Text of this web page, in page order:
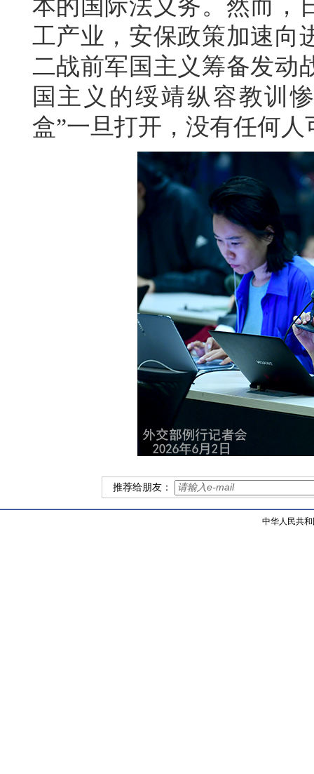
本的国际法义务。然而，
工产业，安保政策加速向
二战前军国主义筹备发动
国主义的绥靖纵容教训
盒”一旦打开，没有任何
推荐给朋友：
中华人民共